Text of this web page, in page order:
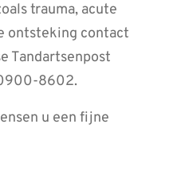
trauma, acute
ontsteking contact
Tandartsenpost
8602.
u een fijne